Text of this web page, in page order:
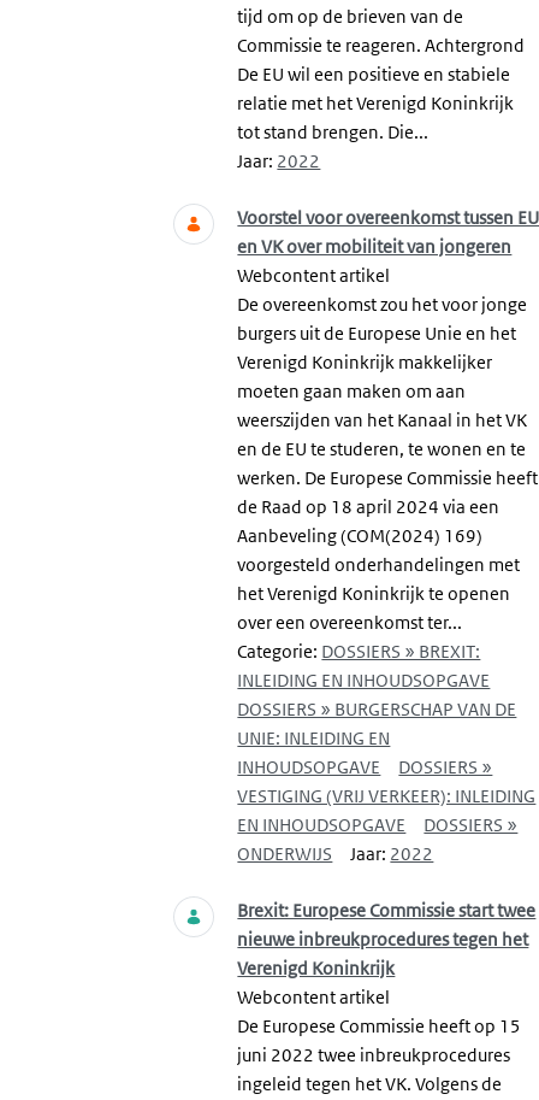
tijd om op de brieven van de
Commissie te reageren. Achtergrond
De EU wil een positieve en stabiele
relatie met het Verenigd Koninkrijk
tot stand brengen. Die...
Jaar: 2022
Voorstel voor overeenkomst tussen EU
en VK over mobiliteit van jongeren
Webcontent artikel
De overeenkomst zou het voor jonge
burgers uit de Europese Unie en het
Verenigd Koninkrijk makkelijker
moeten gaan maken om aan
weerszijden van het Kanaal in het VK
en de EU te studeren, te wonen en te
werken. De Europese Commissie heeft
de Raad op 18 april 2024 via een
Aanbeveling (COM(2024) 169)
voorgesteld onderhandelingen met
het Verenigd Koninkrijk te openen
over een overeenkomst ter...
Categorie: DOSSIERS » BREXIT:
INLEIDING EN INHOUDSOPGAVE
DOSSIERS » BURGERSCHAP VAN DE
UNIE: INLEIDING EN
INHOUDSOPGAVE
DOSSIERS »
VESTIGING (VRIJ VERKEER): INLEIDING
EN INHOUDSOPGAVE
DOSSIERS »
ONDERWIJS
Jaar: 2022
Brexit: Europese Commissie start twee
nieuwe inbreukprocedures tegen het
Verenigd Koninkrijk
Webcontent artikel
De Europese Commissie heeft op 15
juni 2022 twee inbreukprocedures
ingeleid tegen het VK. Volgens de